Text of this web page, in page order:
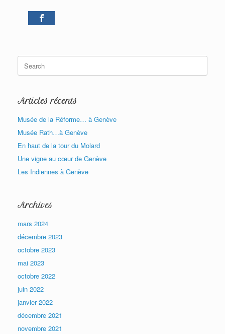
for:
Articles récents
Musée de la Réforme… à Genève
Musée Rath…à Genève
En haut de la tour du Molard
Une vigne au cœur de Genève
Les Indiennes à Genève
Archives
mars 2024
décembre 2023
octobre 2023
mai 2023
octobre 2022
juin 2022
janvier 2022
décembre 2021
novembre 2021